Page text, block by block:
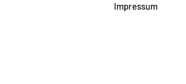
Impressum